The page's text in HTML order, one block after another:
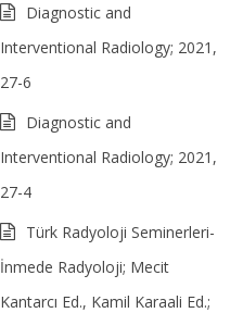
Diagnostic and
Interventional Radiology; 2021,
27-6
Diagnostic and
Interventional Radiology; 2021,
27-4
Türk Radyoloji Seminerleri-
İnmede Radyoloji; Mecit
Kantarcı Ed., Kamil Karaali Ed.;